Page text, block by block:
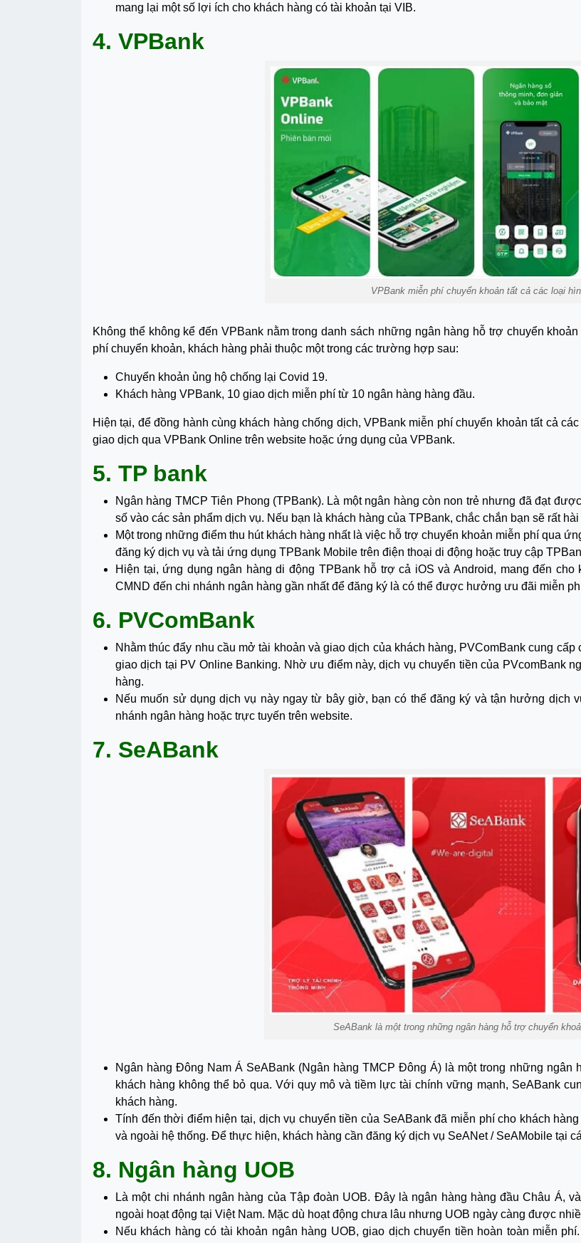
mang lại một số lợi ích cho khách hàng có tài khoản tại VIB.
4. VPBank
VPBank miễn phí chuyển khoản tất cả các loại
Không thể không kể đến VPBank nằm trong danh sách những ngân hàng hỗ trợ chuyển
phí chuyển khoản, khách hàng phải thuộc một trong các trường hợp sau:
Chuyển khoản ủng hộ chống lại Covid 19.
Khách hàng VPBank, 10 giao dịch miễn phí từ 10 ngân hàng hàng đầu.
Hiện tại, để đồng hành cùng khách hàng chống dịch, VPBank miễn phí chuyển khoản tất cả
giao dịch qua VPBank Online trên website hoặc ứng dụng của VPBank.
5. TP bank
Ngân hàng TMCP Tiên Phong (TPBank). Là một ngân hàng còn non trẻ nhưng đã đạt
số vào các sản phẩm dịch vụ. Nếu bạn là khách hàng của TPBank, chắc chắn bạn sẽ rất
Một trong những điểm thu hút khách hàng nhất là việc hỗ trợ chuyển khoản miễn phí qua
đăng ký dịch vụ và tải ứng dụng TPBank Mobile trên điện thoại di động hoặc truy cập
Hiện tại, ứng dụng ngân hàng di động TPBank hỗ trợ cả iOS và Android, mang đến
CMND đến chi nhánh ngân hàng gần nhất để đăng ký là có thể được hưởng ưu đãi miễn
6. PVComBank
Nhằm thúc đẩy nhu cầu mở tài khoản và giao dịch của khách hàng, PVComBank cung
giao dịch tại PV Online Banking. Nhờ ưu điểm này, dịch vụ chuyển tiền của PVcomBank
hàng.
Nếu muốn sử dụng dịch vụ này ngay từ bây giờ, bạn có thể đăng ký và tận hưởng dịch
nhánh ngân hàng hoặc trực tuyến trên website.
7. SeABank
SeABank là một trong những ngân hàng hỗ trợ chuyển
Ngân hàng Đông Nam Á SeABank (Ngân hàng TMCP Đông Á) là một trong những ngân
khách hàng không thể bỏ qua. Với quy mô và tiềm lực tài chính vững mạnh, SeABank
khách hàng.
Tính đến thời điểm hiện tại, dịch vụ chuyển tiền của SeABank đã miễn phí cho khách
và ngoài hệ thống. Để thực hiện, khách hàng cần đăng ký dịch vụ SeANet / SeAMobile tại
8. Ngân hàng UOB
Là một chi nhánh ngân hàng của Tập đoàn UOB. Đây là ngân hàng hàng đầu Châu Á,
ngoài hoạt động tại Việt Nam. Mặc dù hoạt động chưa lâu nhưng UOB ngày càng được
Nếu khách hàng có tài khoản ngân hàng UOB, giao dịch chuyển tiền hoàn toàn miễn